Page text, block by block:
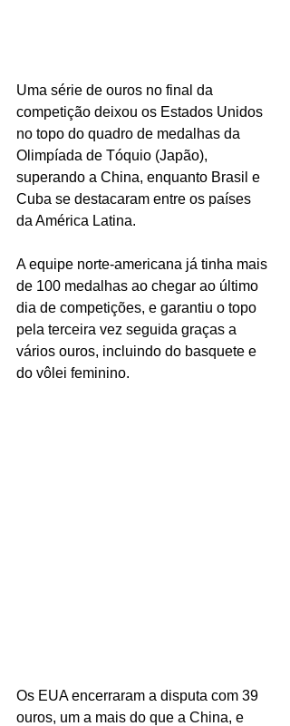
Uma série de ouros no final da
competição deixou os Estados Unidos
no topo do quadro de medalhas da
Olimpíada de Tóquio (Japão),
superando a China, enquanto Brasil e
Cuba se destacaram entre os países
da América Latina.
A equipe norte-americana já tinha mais
de 100 medalhas ao chegar ao último
dia de competições, e garantiu o topo
pela terceira vez seguida graças a
vários ouros, incluindo do basquete e
do vôlei feminino.
Os EUA encerraram a disputa com 39
ouros, um a mais do que a China, e